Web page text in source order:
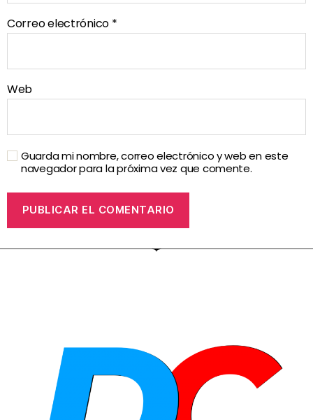
Correo electrónico *
Web
Guarda mi nombre, correo electrónico y web en este
navegador para la próxima vez que comente.